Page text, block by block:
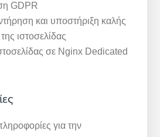
GDPR
και υποστήριξη καλής
ιστοσελίδας
σε Nginx Dedicated
για την